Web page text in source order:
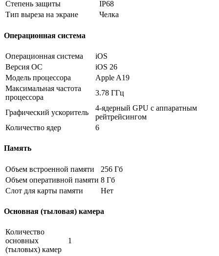
Степень защиты
IP68
Тип выреза на экране
Челка
Операционная система
Операционная система
iOS
Версия ОС
iOS 26
Модель процессора
Apple A19
Максимальная частота
процессора
3.78 ГГц
Графический ускоритель
4-ядерный GPU с аппаратным
рейтрейсингом
Количество ядер
6
Память
Объем встроенной памяти
256 Гб
Объем оперативной памяти 8 Гб
Слот для карты памяти
Нет
Основная (тыловая) камера
Количество
основных
(тыловых) камер
1